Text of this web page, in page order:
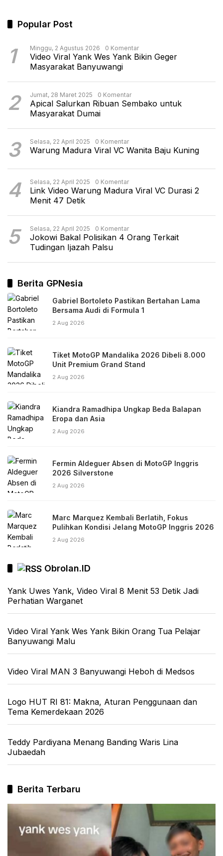
Popular Post
1 Minggu, 2 Agustus 2026 0 Komentar
Video Viral Yank Wes Yank Bikin Geger
Masyarakat Banyuwangi
2 Jumat, 28 Maret 2025 0 Komentar
Apical Salurkan Ribuan Sembako untuk
Masyarakat Dumai
3 Selasa, 22 April 2025 0 Komentar
Warung Madura Viral VC Wanita Baju Kuning
4 Selasa, 22 April 2025 0 Komentar
Link Video Warung Madura Viral VC Durasi 2
Menit 47 Detik
5 Selasa, 22 April 2025 0 Komentar
Jokowi Bakal Polisikan 4 Orang Terkait
Tudingan Ijazah Palsu
Berita GPNesia
Gabriel Bortoleto Pastikan Bertahan Lama
Bersama Audi di Formula 1
2 Aug 2026
Tiket MotoGP Mandalika 2026 Dibeli 8.000
Unit Premium Grand Stand
2 Aug 2026
Kiandra Ramadhipa Ungkap Beda Balapan
Eropa dan Asia
2 Aug 2026
Fermin Aldeguer Absen di MotoGP Inggris
2026 Silverstone
2 Aug 2026
Marc Marquez Kembali Berlatih, Fokus
Pulihkan Kondisi Jelang MotoGP Inggris 2026
2 Aug 2026
Obrolan.ID
Yank Uwes Yank, Video Viral 8 Menit 53 Detik Jadi
Perhatian Warganet
Video Viral Yank Wes Yank Bikin Orang Tua Pelajar
Banyuwangi Malu
Video Viral MAN 3 Banyuwangi Heboh di Medsos
Logo HUT RI 81: Makna, Aturan Penggunaan dan
Tema Kemerdekaan 2026
Teddy Pardiyana Menang Banding Waris Lina
Jubaedah
Berita Terbaru